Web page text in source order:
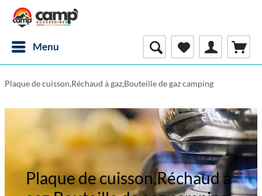
Menu
Plaque de cuisson,Réchaud à gaz,Bouteille de gaz camping
Plaque de cuisson,Réchaud à